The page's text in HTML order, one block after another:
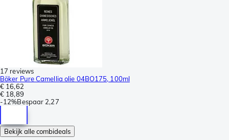
17 reviews
Böker Pure Camellia olie 04BO175, 100ml
€ 16,62
€ 18,89
-12%Bespaar 2,27
Bekijk alle combideals